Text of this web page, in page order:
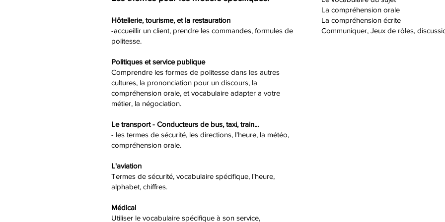
Hôtellerie, tourisme, et la restauration
-accueillir un client, prendre les commandes, formules de
politesse.
Politiques et service publique
Comprendre les formes de politesse dans les autres
cultures, la prononciation pour un discours, la
compréhension orale, et vocabulaire adapter a votre
métier, la négociation.
Le transport - Conducteurs de bus, taxi, train...
- les termes de sécurité, les directions, l'heure, la météo,
compréhension orale.
L'aviation
Termes de sécurité, vocabulaire spécifique, l'heure,
alphabet, chiffres.
Médical
Utiliser le vocabulaire spécifique à son service,
La compréhension orale
La compréhension écrite
Communiquer, Jeux de rôles,